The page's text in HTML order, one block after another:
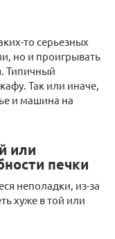
то серьезных
но и проигрывать
Типичный
Так или иначе,
и машина на
или
печки
неполадки, из-за
хуже в той или